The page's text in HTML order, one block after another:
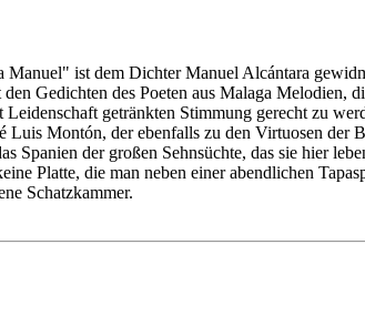
ist dem Dichter Manuel Alcántara
Gedichten des Poeten aus Malaga Melodien,
getränkten Stimmung gerecht zu
Luis Montón, der ebenfalls zu den Virtuosen
Spanien der großen Sehnsüchte, das sie hier
Platte, die man neben einer abendlichen
Schatzkammer.